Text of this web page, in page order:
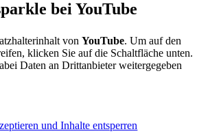
bei YouTube
vonYouTube. Um auf den
klicken Sie auf die Schaltfläche unten.
Daten an Drittanbieter weitergegeben
und Inhalte entsperren